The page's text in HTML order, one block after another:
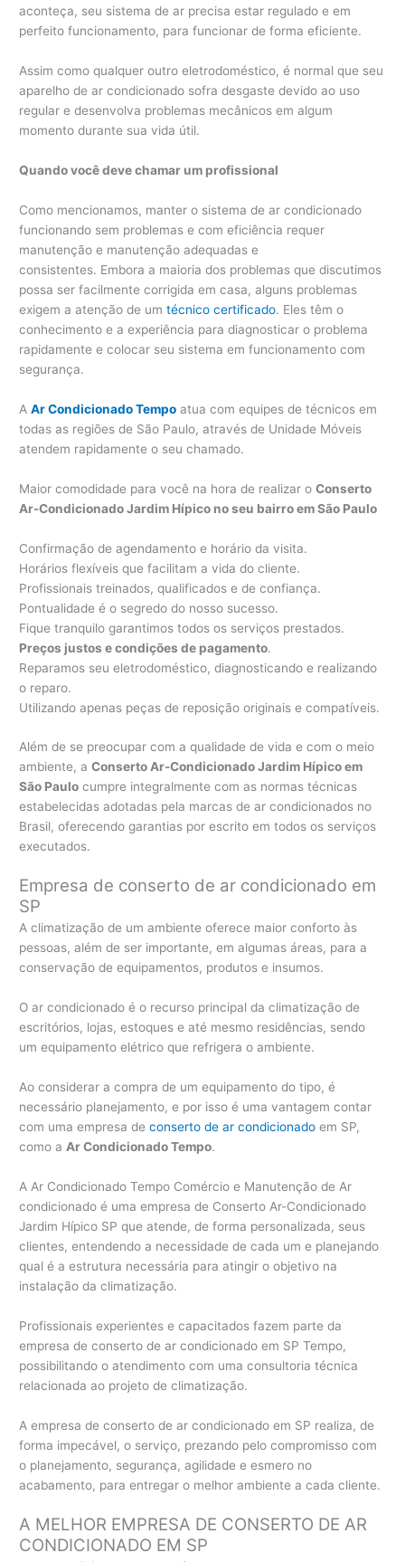
aconteça, seu sistema de ar precisa estar regulado e em
perfeito funcionamento, para funcionar de forma eficiente.
Assim como qualquer outro eletrodoméstico, é normal que seu
aparelho de ar condicionado sofra desgaste devido ao uso
regular e desenvolva problemas mecânicos em algum
momento durante sua vida útil.
Quando você deve chamar um profissional
Como mencionamos, manter o sistema de ar condicionado
funcionando sem problemas e com eficiência requer
manutenção e manutenção adequadas e
consistentes. Embora a maioria dos problemas que discutimos
possa ser facilmente corrigida em casa, alguns problemas
exigem a atenção de umtécnico certificado. Eles têm o
conhecimento e a experiência para diagnosticar o problema
rapidamente e colocar seu sistema em funcionamento com
segurança.
AAr Condicionado Tempo atua com equipes de técnicos em
todas as regiões de São Paulo, através de Unidade Móveis
atendem rapidamente o seu chamado.
Maior comodidade para você na hora de realizar oConserto
Ar-Condicionado Jardim Hípico no seu bairro em São Paulo
Confirmação de agendamento e horário da visita.
Horários flexíveis que facilitam a vida do cliente.
Profissionais treinados, qualificados e de confiança.
Pontualidade é o segredo do nosso sucesso.
Fique tranquilo garantimos todos os serviços prestados.
Preços justos e condições de pagamento.
Reparamos seu eletrodoméstico, diagnosticando e realizando
o reparo.
Utilizando apenas peças de reposição originais e compatíveis.
Além de se preocupar com a qualidade de vida e com o meio
ambiente, aConserto Ar-Condicionado Jardim Hípico em
São Paulo cumpre integralmente com as normas técnicas
estabelecidas adotadas pela marcas de ar condicionados no
Brasil, oferecendo garantias por escrito em todos os serviços
executados.
Empresa de conserto de ar condicionado em
SP
A climatização de um ambiente oferece maior conforto às
pessoas, além de ser importante, em algumas áreas, para a
conservação de equipamentos, produtos e insumos.
O ar condicionado é o recurso principal da climatização de
escritórios, lojas, estoques e até mesmo residências, sendo
um equipamento elétrico que refrigera o ambiente.
Ao considerar a compra de um equipamento do tipo, é
necessário planejamento, e por isso é uma vantagem contar
com uma empresa deconserto de ar condicionado em SP,
como a Ar Condicionado Tempo.
A Ar Condicionado Tempo Comércio e Manutenção de Ar
condicionado é uma empresa de Conserto Ar-Condicionado
Jardim Hípico SP que atende, de forma personalizada, seus
clientes, entendendo a necessidade de cada um e planejando
qual é a estrutura necessária para atingir o objetivo na
instalação da climatização.
Profissionais experientes e capacitados fazem parte da
empresa de conserto de ar condicionado em SP Tempo,
possibilitando o atendimento com uma consultoria técnica
relacionada ao projeto de climatização.
A empresa de conserto de ar condicionado em SP realiza, de
forma impecável, o serviço, prezando pelo compromisso com
o planejamento, segurança, agilidade e esmero no
acabamento, para entregar o melhor ambiente a cada cliente.
A MELHOR EMPRESA DE CONSERTO DE AR
CONDICIONADO EM SP